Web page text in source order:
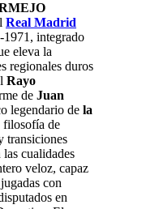
Real Madrid
1971, integrado
eleva la
regionales duros
Rayo
de Juan
legendario de la
filosofía de
transiciones
cualidades
veloz, capaz
con
en